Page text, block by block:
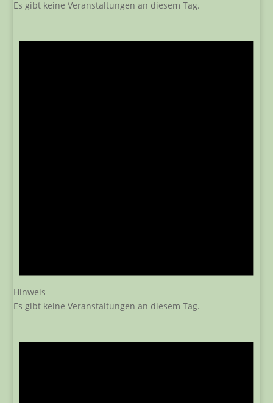
Es gibt keine Veranstaltungen an diesem Tag.
Hinweis
Es gibt keine Veranstaltungen an diesem Tag.